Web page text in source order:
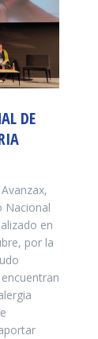
DE
Nacional
en
por la